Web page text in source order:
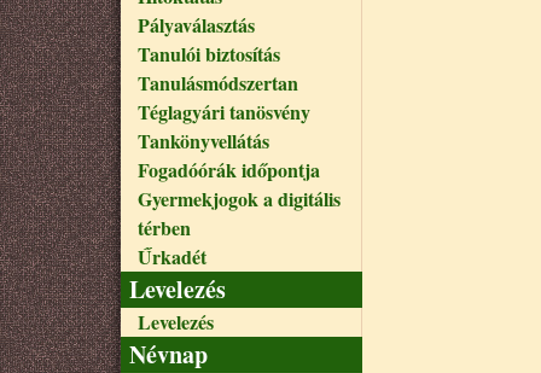
Pályaválasztás
Tanulói biztosítás
Tanulásmódszertan
Téglagyári tanösvény
Tankönyvellátás
Fogadóórák időpontja
Gyermekjogok a digitális
térben
Űrkadét
Levelezés
Levelezés
Névnap